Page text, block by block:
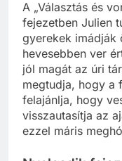
A „Választás és
fejezetben Julien
gyerekek imádják
hevesebben ver
jól magát az úri
megtudja, hogy a
felajánlja, hogy
visszautasítja az